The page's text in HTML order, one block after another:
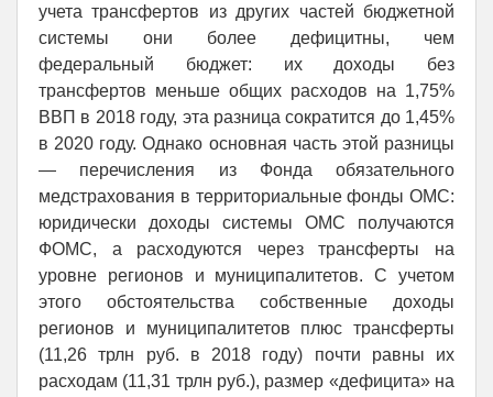
учета трансфертов из других частей бюджетной
системы они более дефицитны, чем
федеральный бюджет: их доходы без
трансфертов меньше общих расходов на 1,75%
ВВП в 2018 году, эта разница сократится до 1,45%
в 2020 году. Однако основная часть этой разницы
— перечисления из Фонда обязательного
медстрахования в территориальные фонды ОМС:
юридически доходы системы ОМС получаются
ФОМС, а расходуются через трансферты на
уровне регионов и муниципалитетов. С учетом
этого обстоятельства собственные доходы
регионов и муниципалитетов плюс трансферты
(11,26 трлн руб. в 2018 году) почти равны их
расходам (11,31 трлн руб.), размер «дефицита» на